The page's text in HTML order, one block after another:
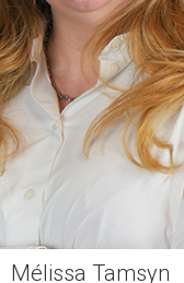
Mélissa Tamsyn